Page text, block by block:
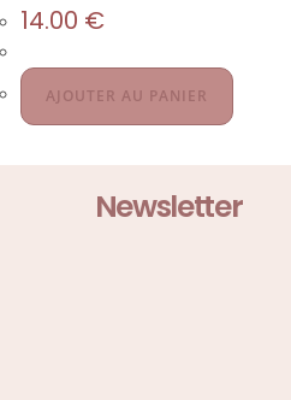
14.00 €
AJOUTER AU PANIER
Newsletter